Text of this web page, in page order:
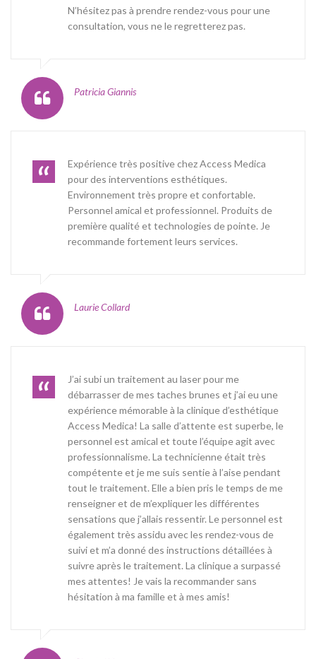
N’hésitez pas à prendre rendez-vous pour une
consultation, vous ne le regretterez pas.
Patricia Giannis
Expérience très positive chez Access Medica
pour des interventions esthétiques.
Environnement très propre et confortable.
Personnel amical et professionnel. Produits de
première qualité et technologies de pointe. Je
recommande fortement leurs services.
Laurie Collard
J’ai subi un traitement au laser pour me
débarrasser de mes taches brunes et j’ai eu une
expérience mémorable à la clinique d’esthétique
Access Medica! La salle d’attente est superbe, le
personnel est amical et toute l’équipe agit avec
professionnalisme. La technicienne était très
compétente et je me suis sentie à l’aise pendant
tout le traitement. Elle a bien pris le temps de me
renseigner et de m’expliquer les différentes
sensations que j’allais ressentir. Le personnel est
également très assidu avec les rendez-vous de
suivi et m’a donné des instructions détaillées à
suivre après le traitement. La clinique a surpassé
mes attentes! Je vais la recommander sans
hésitation à ma famille et à mes amis!